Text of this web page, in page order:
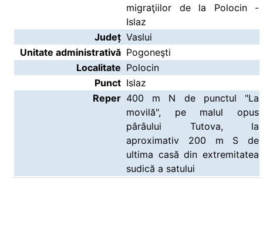
migraţiilor de la Polocin -
Islaz
Județ Vaslui
Unitate administrativă Pogoneşti
Localitate Polocin
Punct Islaz
Reper 400 m N de punctul "La
movilă", pe malul opus
pârâului Tutova, la
aproximativ 200 m S de
ultima casă din extremitatea
sudică a satului